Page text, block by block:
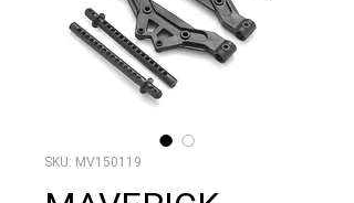
SKU: MV150119